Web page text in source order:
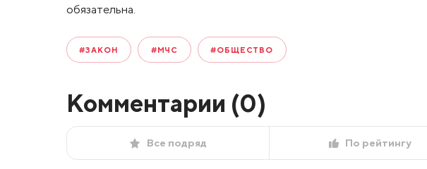
обязательна.
#ЗАКОН #МЧС #ОБЩЕСТВО
Комментарии (0)
Все подряд По рейтингу